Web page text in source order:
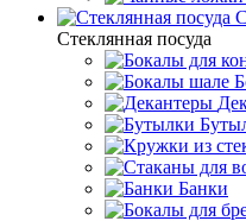
Стеклянная посуда
Банки